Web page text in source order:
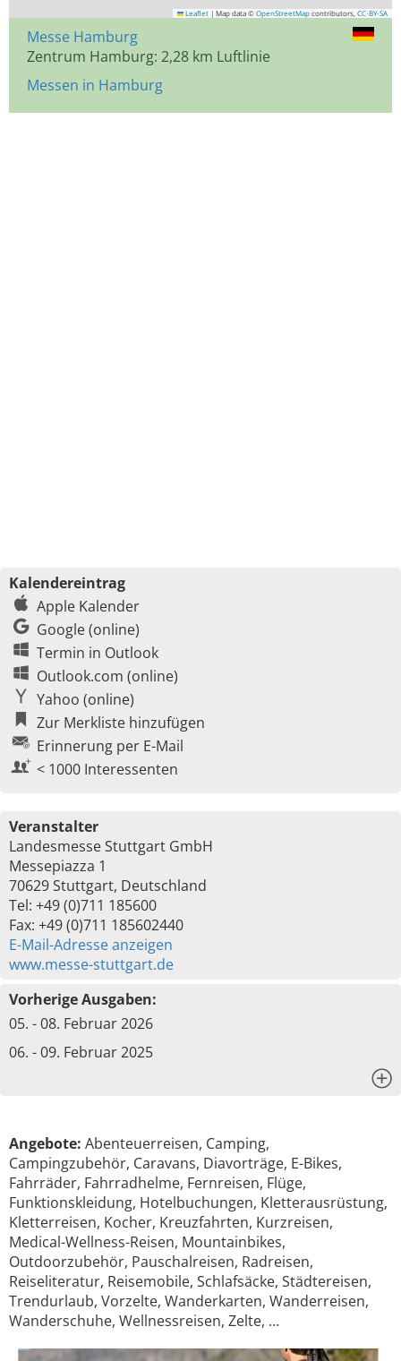
Leaflet | Map data © OpenStreetMap contributors, CC-BY-SA
Messe Hamburg
Zentrum Hamburg: 2,28 km Luftlinie
Messen in Hamburg
Kalendereintrag
Apple Kalender
Google (online)
Termin in Outlook
Outlook.com (online)
Yahoo (online)
Zur Merkliste hinzufügen
Erinnerung per E-Mail
< 1000 Interessenten
Veranstalter
Landesmesse Stuttgart GmbH
Messepiazza 1
70629 Stuttgart, Deutschland
Tel: +49 (0)711 185600
Fax: +49 (0)711 185602440
E-Mail-Adresse anzeigen
www.messe-stuttgart.de
Vorherige Ausgaben:
05. - 08. Februar 2026
06. - 09. Februar 2025
Angebote: Abenteuerreisen, Camping,
Campingzubehör, Caravans, Diavorträge, E-Bikes,
Fahrräder, Fahrradhelme, Fernreisen, Flüge,
Funktionskleidung, Hotelbuchungen, Kletterausrüstung,
Kletterreisen, Kocher, Kreuzfahrten, Kurzreisen,
Medical-Wellness-Reisen, Mountainbikes,
Outdoorzubehör, Pauschalreisen, Radreisen,
Reiseliteratur, Reisemobile, Schlafsäcke, Städtereisen,
Trendurlaub, Vorzelte, Wanderkarten, Wanderreisen,
Wanderschuhe, Wellnessreisen, Zelte, …